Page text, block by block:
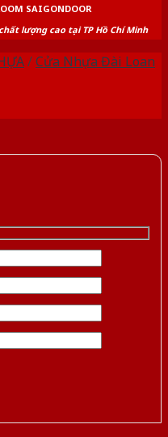
SAIGONDOOR
lượng cao tại TP Hồ Chí Minh
/Cửa Nhựa Đài Loan